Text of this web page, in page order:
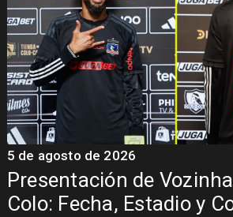
de Vozinha en Colo
Estadio y Contrato
de 2026